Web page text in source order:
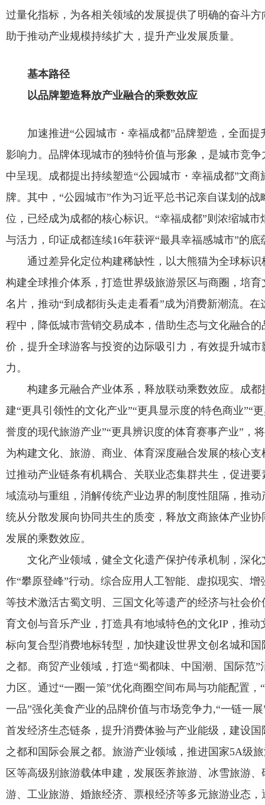
考生
办事大厅
信息门户
图书馆
EN
过量化指标，为各相关领域的发展提供了明确的奋斗方
助于推动产业规模持续扩大，提升产业发展质量。
基本路径
以品牌塑造释放产业融合的乘数效应
加速推进“公园城市・幸福成都”品牌塑造，全面提
影响力。品牌体现城市的独特价值与形象，是城市竞争
中呈现。成都提出持续塑造“公园城市・幸福成都”文商
牌。其中，“公园城市”作为习近平总书记亲自谋划的战
位，已经成为成都的核心标识。“幸福成都”则浓缩城市
与活力，印证成都连续16年获评“最具幸福感城市”的底
通过差异化定位构建稀缺性，以大熊猫为全球标识
构建全球推介体系，打造世界级旅游景区与商圈，培育
名片，推动“到成都街头走走看看”成为消费新潮流。在
程中，降低城市营销交易成本，借助生态与文化融合的
价，提升全球游客与投资的边际吸引力，有效提升城市
力。
构建多元融合产业体系，释放联动乘数效应。成都
建“更具引领性的文化产业”“更具显示度的特色商业”“
誉度的现代旅游产业”“更具辨识度的体育赛事产业”，
为构建文化、旅游、商业、体育深度融合发展的核心支
过推动产业链条有机耦合、关联业态集群共生，促进要
域流动与重组，消解传统产业边界的制度性阻隔，推动
统从分散发展向协同共生的质变，释放文商旅体产业协
发展的乘数效应。
文化产业领域，健全文化遗产保护传承机制，深化
作“攀原登峰”行动。综合应用人工智能、虚拟现实、增
等技术激活古蜀文明、三国文化等遗产的经济与社会价
育文创与音乐产业，打造具有地域特色的文化IP，推动
标向复合型消费地标转型，加快建设世界文创名城和国
之都。商贸产业领域，打造“蜀都味、中国潮、国际范”
力区。通过“一圈一策”优化商圈空间布局与功能配置，
一品”强化美食产业的品牌价值与市场竞争力,“一链一展
首发经济生态链条，提升消费体验与产业能级，建设国
之都和国际会展之都。旅游产业领域，推进国家5A级
区等高级别旅游载体申建，发展医养旅游、冰雪旅游、
游、工业旅游、婚旅经济、票根经济等多元旅游业态，